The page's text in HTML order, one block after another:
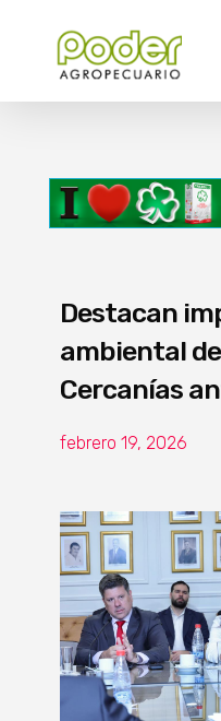
Destacan
ambiental
Cercanías
febrero 19, 2026